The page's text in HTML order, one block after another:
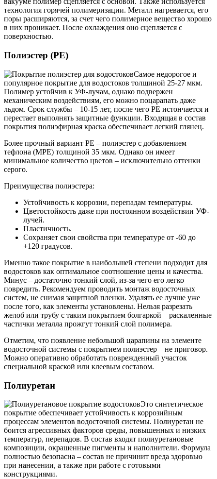
технология горячей полимеризации. Металл нагревается, его
поры расширяются, за счет чего полимерное вещество хорошо
в них проникает. После охлаждения оно сцепляется с
поверхностью.
Полиэстер (PE)
Самое недорогое и
популярное покрытие для водостоков толщиной 25-27 мкм.
Полимер устойчив к УФ-лучам, однако подвержен
механическим воздействиям, его можно поцарапать даже
льдом. Срок службы – 10-15 лет, после чего PE истончается и
перестает выполнять защитные функции. Входящая в состав
покрытия полиэфирная краска обеспечивает легкий глянец.
Более прочный вариант PE – полиэстер с добавлением
тефлона (MPE) толщиной 35 мкм. Однако он имеет
минимальное количество цветов – исключительно оттенки
серого.
Преимущества полиэстера:
Устойчивость к коррозии, перепадам температуры.
Цветостойкость даже при постоянном воздействии УФ-
лучей.
Пластичность.
Сохраняет свои свойства при температуре от -60 до
+120 градусов.
Именно такое покрытие в наибольшей степени подходит для
водостоков как оптимальное соотношение цены и качества.
Минус – достаточно тонкий слой, из-за чего его легко
повредить. Рекомендуем проводить монтаж водосточных
систем, не снимая защитной пленки. Удалять ее лучше уже
после того, как элементы установлены. Нельзя разрезать
желоб или трубу с таким покрытием болгаркой – раскаленные
частички металла прожгут тонкий слой полимера.
Отметим, что появление небольшой царапины на элементе
водосточной системы с покрытием полиэстер – не приговор.
Можно оперативно обработать поврежденный участок
специальной краской или клеевым составом.
Полиуретан
Это синтетическое
покрытие обеспечивает устойчивость к коррозийным
процессам элементов водосточной системы. Полиуретан не
боится агрессивных факторов среды, повышенных и низких
температур, перепадов. В состав входят полиуретановые
композиции, окрашенные пигменты и наполнители. Формула
полностью безопасна – состав не причинит вреда здоровью
при нанесении, а также при работе с готовыми
конструкциями.